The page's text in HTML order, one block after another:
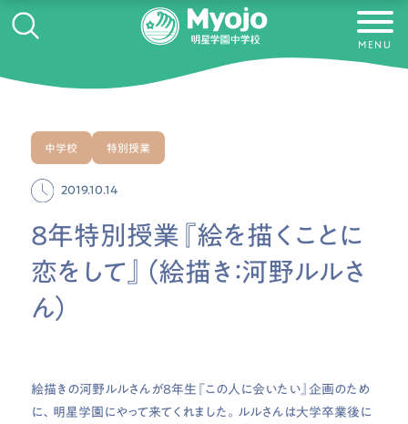
MENU
中学校 特別授業
2019.10.14
8年特別授業『絵を描くことに
恋をして』（絵描き：河野ルルさ
ん）
絵描きの河野ルルさんが8年生『この人に会いたい』企画のため
に、明星学園にやって来てくれました。ルルさんは大学卒業後に